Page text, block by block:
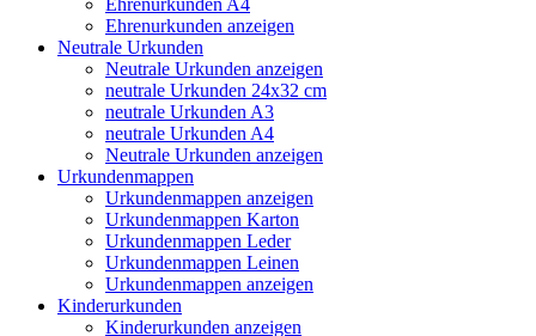
Ehrenurkunden A4
Ehrenurkunden anzeigen
Neutrale Urkunden
Neutrale Urkunden anzeigen
neutrale Urkunden 24x32 cm
neutrale Urkunden A3
neutrale Urkunden A4
Neutrale Urkunden anzeigen
Urkundenmappen
Urkundenmappen anzeigen
Urkundenmappen Karton
Urkundenmappen Leder
Urkundenmappen Leinen
Urkundenmappen anzeigen
Kinderurkunden
Kinderurkunden anzeigen